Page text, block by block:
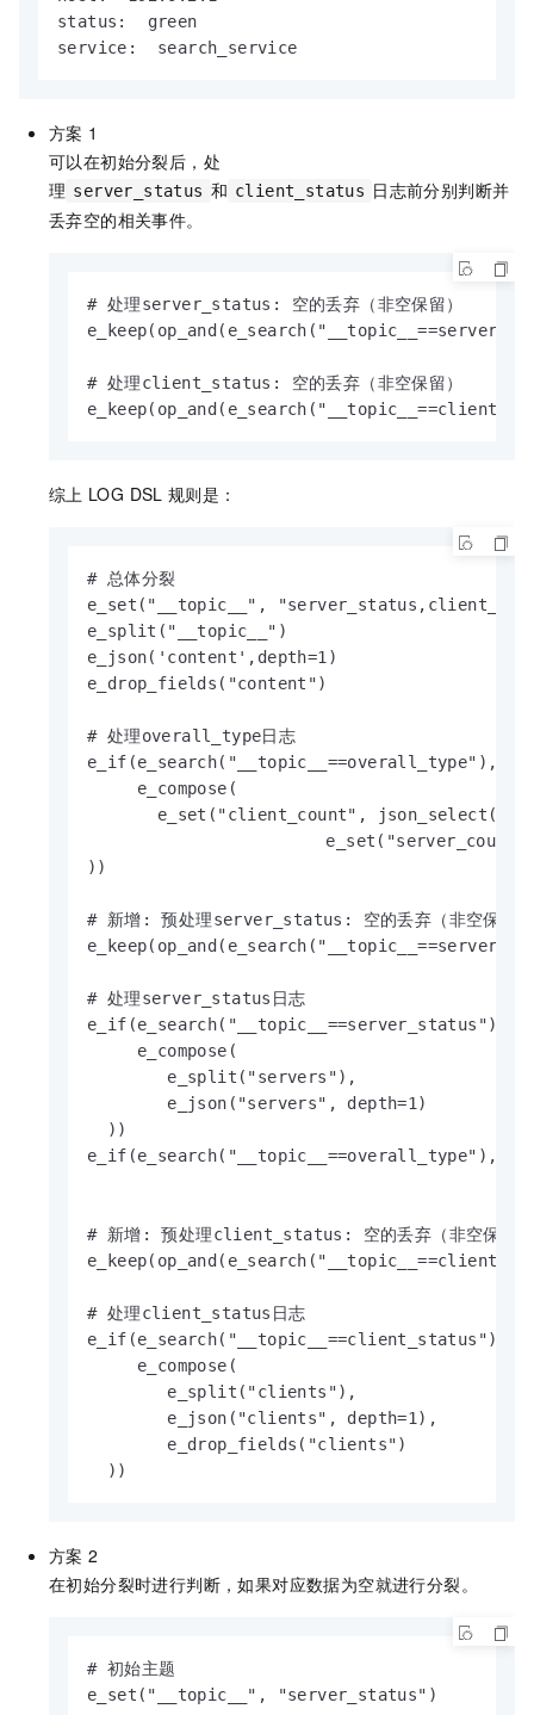
status:  green
service:  search_service
方案 1
可以在初始分裂后，处
理 server_status 和 client_status 日志前分别判断并
丢弃空的相关事件。
# 处理server_status: 空的丢弃（非空保留）
# 处理client_status: 空的丢弃（非空保留）
综上 LOG DSL 规则是：
# 总体分裂
e_set("__topic__",
e_split("__topic__")
e_json('content',depth=1)
e_drop_fields("content")
# 处理overall_type日志
e_if(e_search("__topic__==overall_type"),
     e_compose(
e_set("client_count",
))
# 新增: 预处理server_status: 空的丢弃（非空保留）
# 处理server_status日志
e_if(e_search("__topic__==server_status"),
     e_compose(
        e_split("servers"),
        e_json("servers", depth=1)
  ))
e_if(e_search("__topic__==overall_type"),
# 新增: 预处理client_status: 空的丢弃（非空保留）
# 处理client_status日志
e_if(e_search("__topic__==client_status"),
     e_compose(
        e_split("clients"),
        e_json("clients", depth=1),
        e_drop_fields("clients")
  ))
方案 2
在初始分裂时进行判断，如果对应数据为空就进行分裂。
# 初始主题
e_set("__topic__", "server_status")